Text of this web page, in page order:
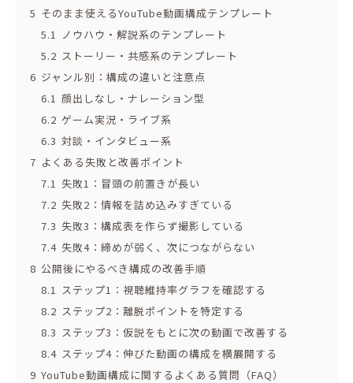
5 そのまま使えるYouTube動画構成テンプレート
5.1 ノウハウ・解説系のテンプレート
5.2 ストーリー・共感系のテンプレート
6 ジャンル別：構成の違いと注意点
6.1 顔出しなし・ナレーション型
6.2 ゲーム実況・ライブ系
6.3 対談・インタビュー系
7 よくある失敗と改善ポイント
7.1 失敗1：冒頭の前置きが長い
7.2 失敗2：情報を詰め込みすぎている
7.3 失敗3：構成表を作らず撮影している
7.4 失敗4：締めが弱く、次につながらない
8 公開後にやるべき構成の改善手順
8.1 ステップ1：視聴維持率グラフを確認する
8.2 ステップ2：離脱ポイントを特定する
8.3 ステップ3：仮説をもとに次の動画で改善する
8.4 ステップ4：伸びた動画の構成を横展開する
9 YouTube動画構成に関するよくある質問（FAQ）